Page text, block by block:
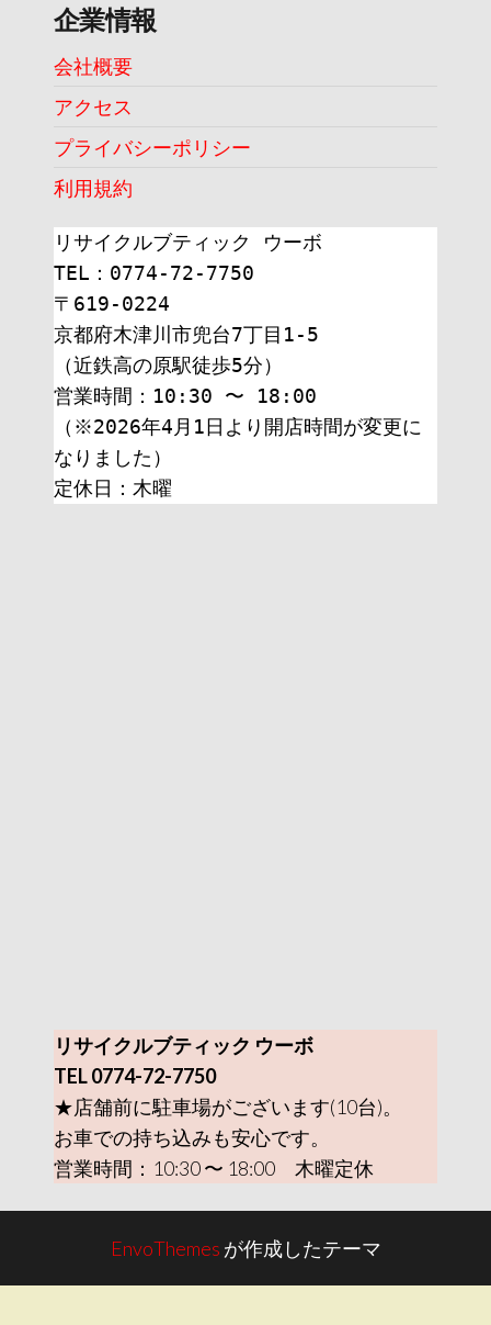
企業情報
会社概要
アクセス
プライバシーポリシー
利用規約
リサイクルブティック ウーボ
TEL：0774-72-7750
〒619-0224
京都府木津川市兜台7丁目1-5
（近鉄高の原駅徒歩5分）
営業時間：10:30 〜 18:00
（※2026年4月1日より開店時間が変更に
なりました）
定休日：木曜
リサイクルブティック ウーボ
TEL 0774-72-7750
★店舗前に駐車場がございます(10台)。
お車での持ち込みも安心です。
営業時間：10:30 〜 18:00 木曜定休
EnvoThemes が作成したテーマ